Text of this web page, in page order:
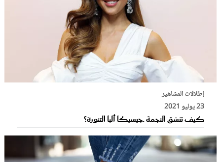
إطلالات المشاهير
23 يوليو 2021
كيف تنسّق النجمة جيسيكا ألبا التنورة؟